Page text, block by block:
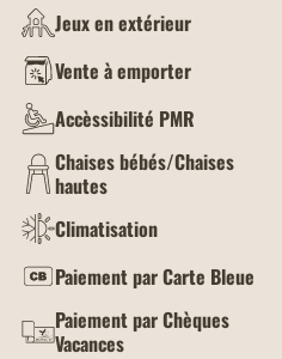
Jeux en extérieur
Vente à emporter
Accèssibilité PMR
Chaises bébés/Chaises
hautes
Climatisation
Paiement par Carte Bleue
Paiement par Chèques
Vacances